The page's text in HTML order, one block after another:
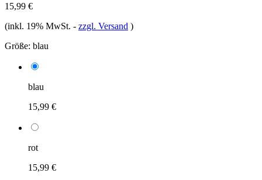
15,99 €
(inkl. 19% MwSt. - zzgl. Versand )
Größe: blau
blau
15,99 €
rot
15,99 €